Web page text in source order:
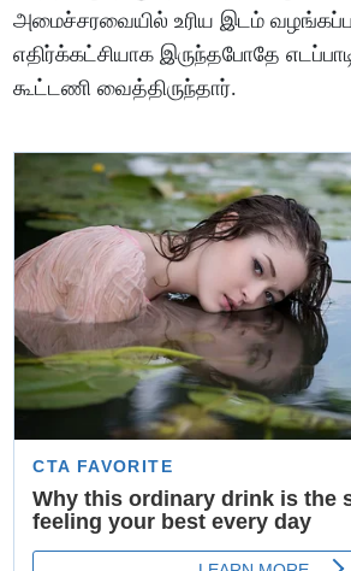
அமைச்சரவையில் உரிய இடம்
எதிர்க்கட்சியாக இருந்தபோதே
கூட்டணி வைத்திருந்தார்.